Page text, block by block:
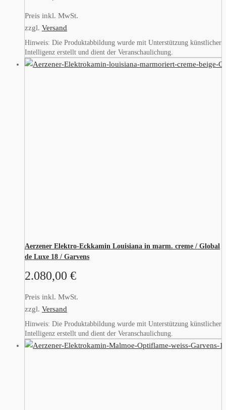
Preis inkl. MwSt.
zzgl. Versand
Hinweis: Die Produktabbildung wurde mit Unterstützung künstlicher
Intelligenz erstellt und dient der Veranschaulichung.
Aerzener Elektro-Eckkamin Louisiana in marm. creme / Global
de Luxe 18 / Garvens
2.080,00 €
Preis inkl. MwSt.
zzgl. Versand
Hinweis: Die Produktabbildung wurde mit Unterstützung künstlicher
Intelligenz erstellt und dient der Veranschaulichung.